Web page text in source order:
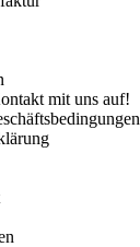
mit uns auf!